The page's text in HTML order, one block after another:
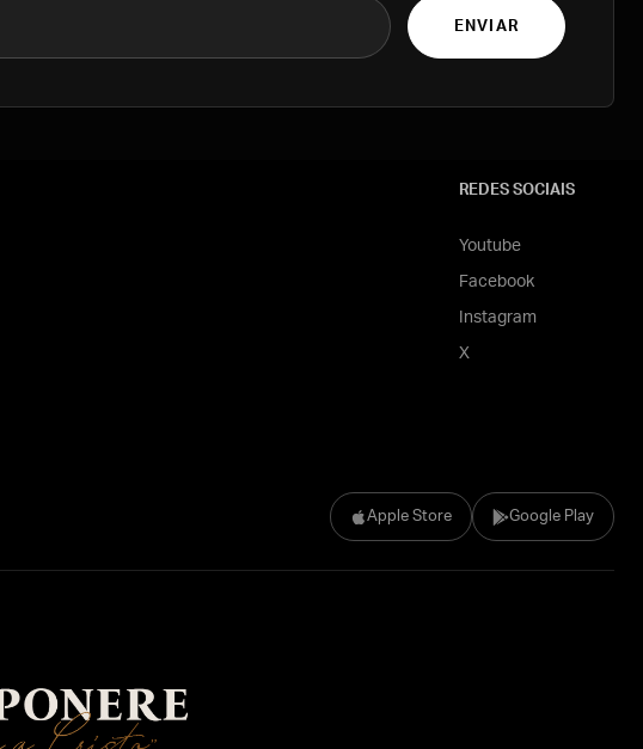
ENVIAR
Apple Store Google Play
REDES SOCIAIS
Youtube
Facebook
Instagram
X